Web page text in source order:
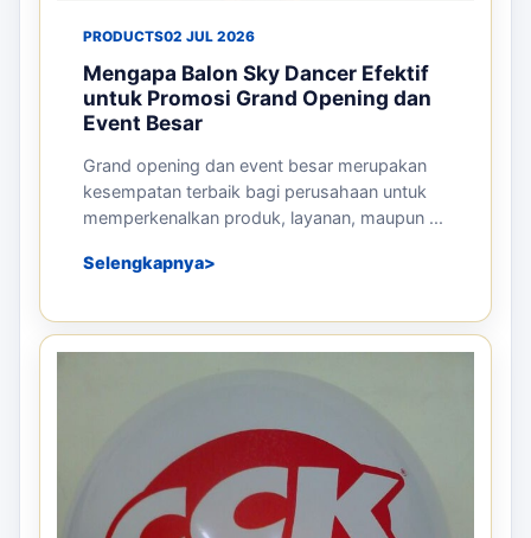
PRODUCTS02 JUL 2026
Mengapa Balon Sky Dancer Efektif
untuk Promosi Grand Opening dan
Event Besar
Grand opening dan event besar merupakan
kesempatan terbaik bagi perusahaan untuk
memperkenalkan produk, layanan, maupun ...
Selengkapnya